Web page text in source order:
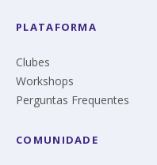
PLATAFORMA
Clubes
Workshops
Perguntas Frequentes
COMUNIDADE